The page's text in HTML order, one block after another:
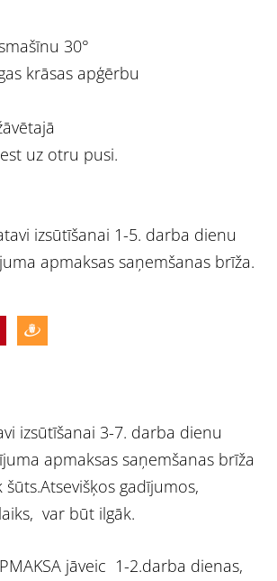
izsūtīšanai 3-7. darba dienu
apmaksas saņemšanas brīža
gadījumos,
var būt ilgāk.
jāveic 1-2.darba dienas,
30°
krāsas apģērbu
uz otru pusi.
izsūtīšanai 1-5. darba dienu
apmaksas saņemšanas brīža.